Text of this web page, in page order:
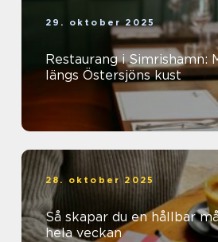
29. oktober 2025
Restaurang i Simrishamn:
längs Östersjöns kust
28. oktober 2025
Så skapar du en hållbar
hela veckan